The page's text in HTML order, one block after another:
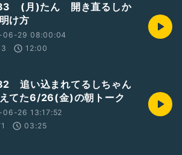
(月)たん 開き直るしか
け方
06-29 08:00:04
12:00
追い込まれてるしちゃん
てた6/26(金)の朝トーク
06-26 13:17:52
03:25